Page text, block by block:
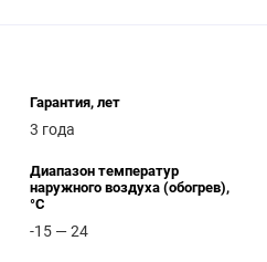
Гарантия, лет
3 года
Диапазон температур
наружного воздуха (обогрев),
°C
-15 — 24